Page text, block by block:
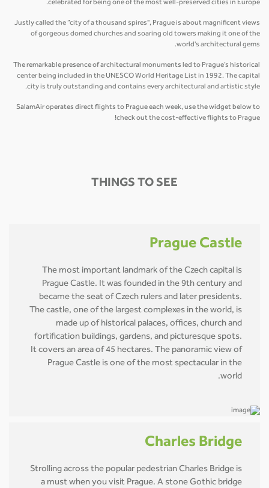
celebrated for being one of the most well-preserved cities in Europe.
Justly called the “city of a thousand spires", Prague is about magnificent views
of gorgeous domed churches and soaring old towers making it one of the
world's architectural gems.
The remarkable presence of architectural monuments led to Prague’s historical
center being included in the UNESCO World Heritage List in 1992. The capital
city is truly outstanding and contains every architectural and artistic style.
SalamAir operates direct flights to Prague each week, use the widget below to
check out the cost-effective flights to Prague!
THINGS TO SEE
Prague Castle
The most important landmark of the Czech capital is
Prague Castle. It was founded in the 9th century and
became the seat of Czech rulers and later presidents.
The castle, one of the largest complexes in the world, is
made up of historical palaces, offices, church and
fortification buildings, gardens, and picturesque spots.
It covers an area of 45 hectares. The panoramic view of
Prague Castle is one of the most spectacular in the
world.
Charles Bridge
Strolling across the popular pedestrian Charles Bridge is
a must when you visit Prague. A stone Gothic bridge